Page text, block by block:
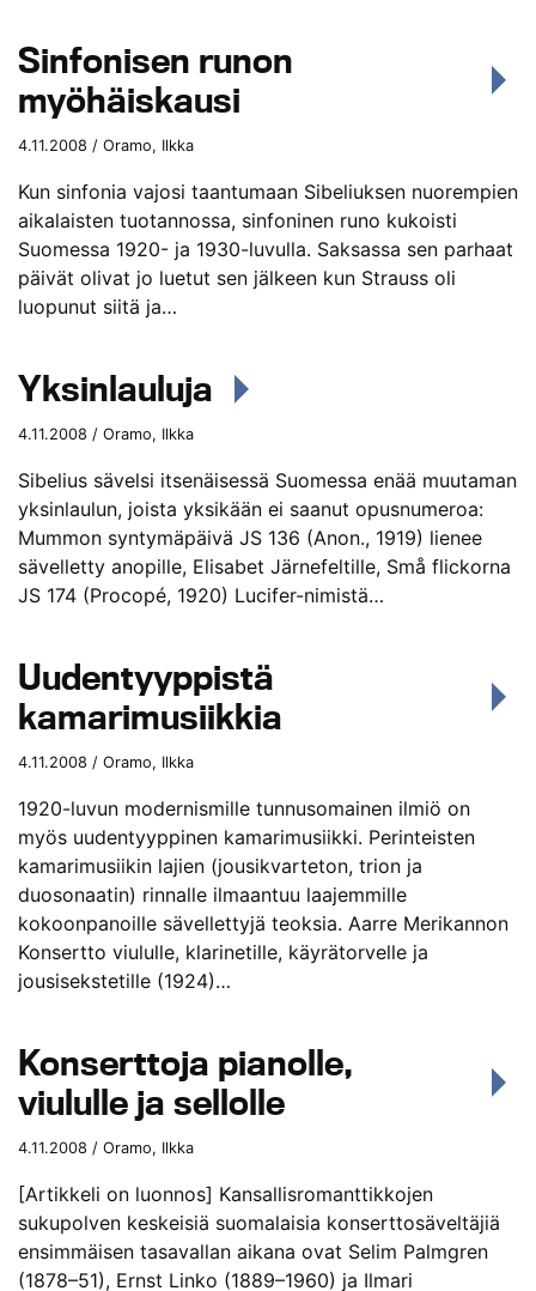
Sinfonisen runon
myöhäiskausi
4.11.2008 / Oramo, Ilkka
Kun sinfonia vajosi taantumaan Sibeliuksen nuorempien
aikalaisten tuotannossa, sinfoninen runo kukoisti
Suomessa 1920- ja 1930-luvulla. Saksassa sen parhaat
päivät olivat jo luetut sen jälkeen kun Strauss oli
luopunut siitä ja…
Yksinlauluja
4.11.2008 / Oramo, Ilkka
Sibelius sävelsi itsenäisessä Suomessa enää muutaman
yksinlaulun, joista yksikään ei saanut opusnumeroa:
Mummon syntymäpäivä JS 136 (Anon., 1919) lienee
sävelletty anopille, Elisabet Järnefeltille, Små flickorna
JS 174 (Procopé, 1920) Lucifer-nimistä…
Uudentyyppistä
kamarimusiikkia
4.11.2008 / Oramo, Ilkka
1920-luvun modernismille tunnusomainen ilmiö on
myös uudentyyppinen kamarimusiikki. Perinteisten
kamarimusiikin lajien (jousikvarteton, trion ja
duosonaatin) rinnalle ilmaantuu laajemmille
kokoonpanoille sävellettyjä teoksia. Aarre Merikannon
Konsertto viululle, klarinetille, käyrätorvelle ja
jousisekstetille (1924)…
Konserttoja pianolle,
viululle ja sellolle
4.11.2008 / Oramo, Ilkka
[Artikkeli on luonnos] Kansallisromanttikkojen
sukupolven keskeisiä suomalaisia konserttosäveltäjiä
ensimmäisen tasavallan aikana ovat Selim Palmgren
(1878–51), Ernst Linko (1889–1960) ja Ilmari